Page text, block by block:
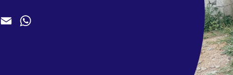
Facebook
Email